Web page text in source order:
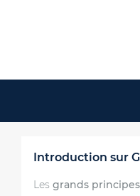
Introduction sur
Lesgrands principes